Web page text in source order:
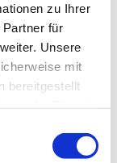
zu Ihrer
für
Unsere
mit
bereitgestellt